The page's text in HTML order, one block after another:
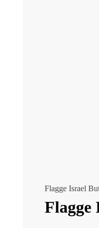
Flagge Israel
Flagge